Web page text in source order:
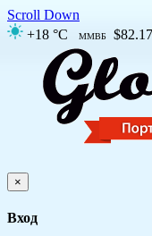
Scroll Down
+18 °C
ММВБ $82.17
×
Вход